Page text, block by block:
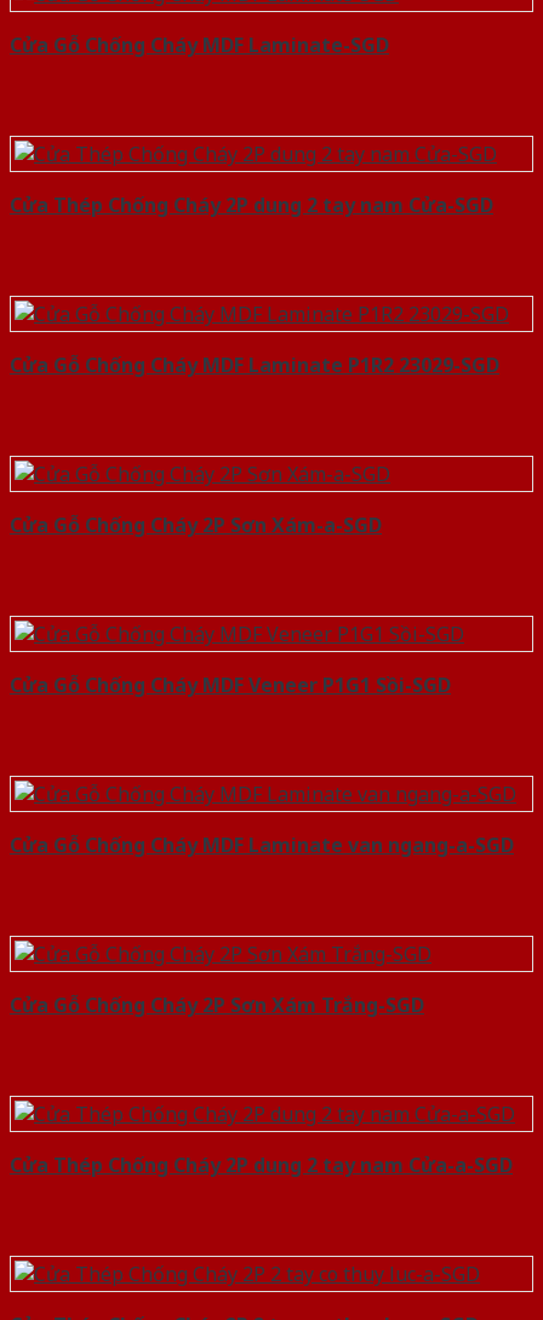
Cửa Gỗ Chống Cháy MDF Laminate-SGD
Cửa Thép Chống Cháy 2P dung 2 tay nam Cửa-SGD
Cửa Gỗ Chống Cháy MDF Laminate P1R2 23029-SGD
Cửa Gỗ Chống Cháy 2P Sơn Xám-a-SGD
Cửa Gỗ Chống Cháy MDF Veneer P1G1 Sồi-SGD
Cửa Gỗ Chống Cháy MDF Laminate van ngang-a-SGD
Cửa Gỗ Chống Cháy 2P Sơn Xám Trắng-SGD
Cửa Thép Chống Cháy 2P dung 2 tay nam Cửa-a-SGD